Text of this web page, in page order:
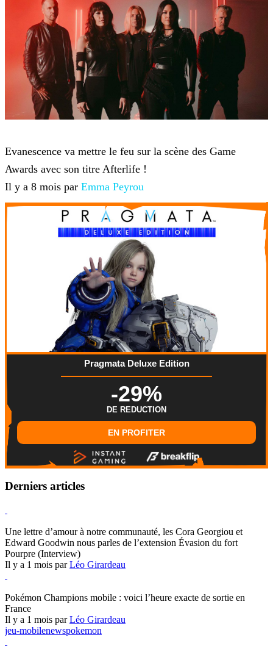
Evanescence va mettre le feu sur la scène des Game
Awards avec son titre Afterlife !
Il y a 8 mois par Emma Peyrou
Pragmata Deluxe Edition
-29%
DE REDUCTION
EN PROFITER
Derniers articles
Une lettre d’amour à notre communauté, les Cora Georgiou et
Edward Goodwin nous parles de l’extension Évasion du fort
Pourpre (Interview)
Il y a 1 mois parLéo Girardeau
Pokémon Champions mobile : voici l’heure exacte de sortie en
France
Il y a 1 mois parLéo Girardeau
jeu-mobilenewspokemon